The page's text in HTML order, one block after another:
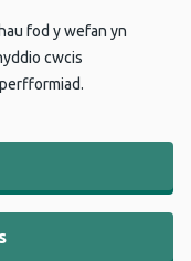
fod y wefan yn
cwcis